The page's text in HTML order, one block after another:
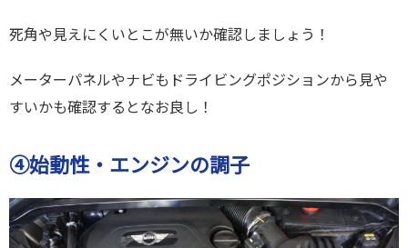
死角や見えにくいとこが無いか確認しましょう！
メーターパネルやナビもドライビングポジションから見や
すいかも確認するとなお良し！
④始動性・エンジンの調子